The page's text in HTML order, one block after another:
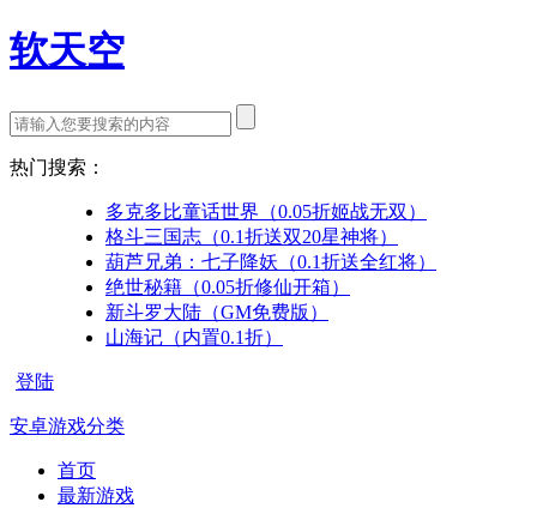
软天空
热门搜索：
多克多比童话世界（0.05折姬战无双）
格斗三国志（0.1折送双20星神将）
葫芦兄弟：七子降妖（0.1折送全红将）
绝世秘籍（0.05折修仙开箱）
新斗罗大陆（GM免费版）
山海记（内置0.1折）
登陆
安卓游戏分类
首页
最新游戏